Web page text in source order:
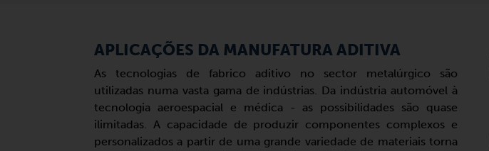
APLICAÇÕES DA MANUFATURA ADITIVA
As tecnologias de fabrico aditivo no sector metalúrgico são
utilizadas numa vasta gama de indústrias. Da indústria automóvel à
tecnologia aeroespacial e médica - as possibilidades são quase
ilimitadas. A capacidade de produzir componentes complexos e
personalizados a partir de uma grande variedade de materiais torna